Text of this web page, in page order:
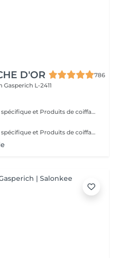
D'OR
786
Gasperich L-2411
Diagnostique, Shampooing spécifique et Produits de coiffage inclus.
Diagnostique, Shampooing spécifique et Produits de coiffage inclus.